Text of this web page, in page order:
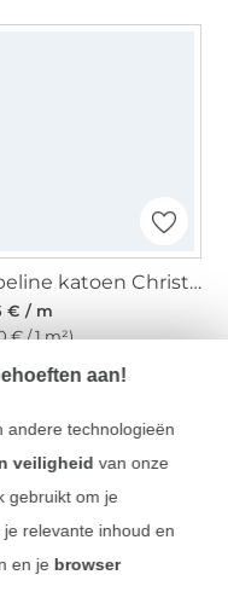
Popeline katoen Christmas Stars, donkergroen
€ / m
€ / 1 m²)
aan!
andere technologieën
veiligheid van onze
gebruikt om je
relevante inhoud en
en je browser